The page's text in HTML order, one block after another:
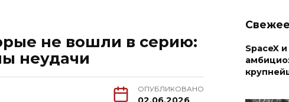
не вошли в серию:
неудачи
ОПУБЛИКОВАНО
SpaceX